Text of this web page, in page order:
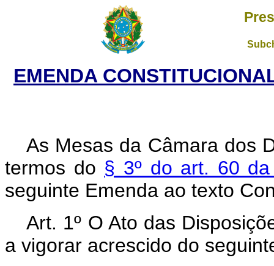
EMENDA
As Mesas da Câmara dos
termos do § 3º do art. 60
seguinte Emenda ao texto
Art. 1º O Ato das
a vigorar acrescido do